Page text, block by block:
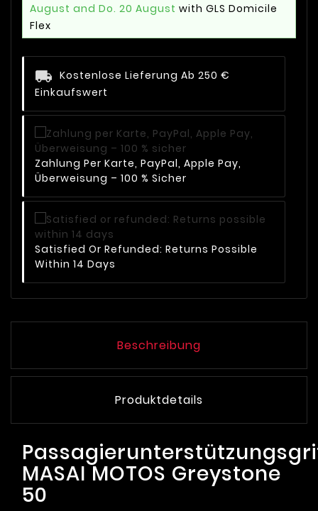
August and Do. 20 August with GLS Domicile
Flex
Kostenlose Lieferung Ab 250 €
Einkaufswert
Zahlung Per Karte, PayPal, Apple Pay,
Überweisung – 100 % Sicher
Satisfied Or Refunded: Returns Possible
Within 14 Days
Beschreibung
Produktdetails
MASAI MOTOS Greystone
50